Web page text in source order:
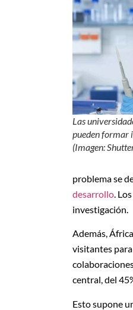
Las
pueden formar
(Imagen:
problema se
desarrollo.
investigación.
Además,
visitantes
central, del
Esto supone